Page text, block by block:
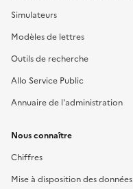
Simulateurs
Modèles de lettres
Outils de recherche
Allo Service Public
Annuaire de l'administration
Nous connaître
Chiffres
Mise à disposition des données